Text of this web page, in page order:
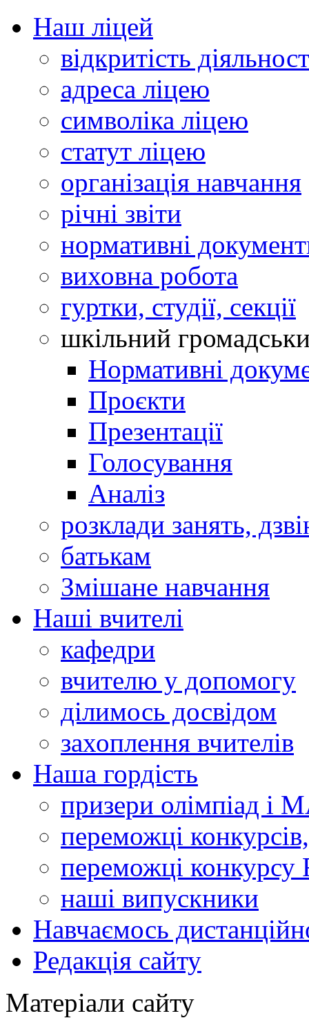
Наш ліцей
відкритість
адреса ліцею
символіка ліцею
статут ліцею
організація навчання
річні звіти
нормативні
виховна робота
гуртки, студії, секції
шкільний
Нормативні
Проєкти
Презентації
Голосування
Аналіз
розклади занять,
батькам
Змішане навчання
Наші вчителі
кафедри
вчителю у допомогу
ділимось досвідом
захоплення вчителів
Наша гордість
призери олімпіад і
переможці
переможці конкурсу
наші випускники
Навчаємось
Редакція сайту
Матеріали сайту